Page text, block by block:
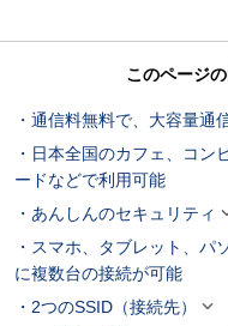
このページ
通信料無料で、大容量通
日本全国のカフェ、コン
ードなどで利用可能
あんしんのセキュリティ
スマホ、タブレット、パ
に複数台の接続が可能
2つのSSID（接続先） 